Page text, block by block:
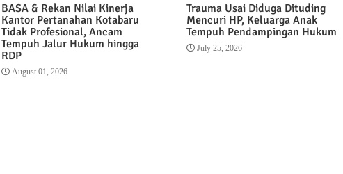
BASA & Rekan Nilai Kinerja
Kantor Pertanahan Kotabaru
Tidak Profesional, Ancam
Tempuh Jalur Hukum hingga
RDP
August 01, 2026
Trauma Usai Diduga Dituding
Mencuri HP, Keluarga Anak
Tempuh Pendampingan Hukum
July 25, 2026